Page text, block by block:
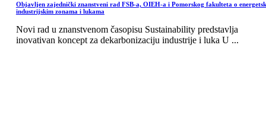
Objavljen zajednički znanstveni rad FSB-a, OIEH-a i Pomorskog fakulteta o
industrijskim zonama i lukama
Novi rad u znanstvenom časopisu Sustainability predstavlja
inovativan koncept za dekarbonizaciju industrije i luka U ...